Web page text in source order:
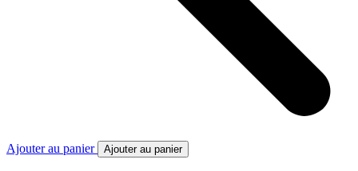
Ajouter au panier Ajouter au panier